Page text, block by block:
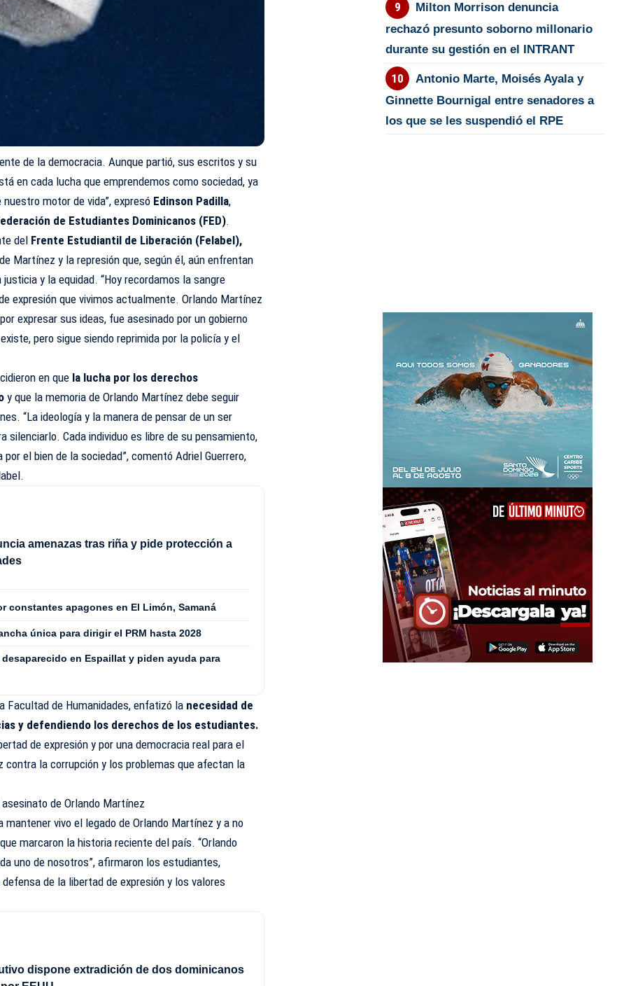
de la democracia. Aunque partió, sus escritos y su
en cada lucha que emprendemos como sociedad, ya
motor de vida”, expresó Edinson Padilla,
de Estudiantes Dominicanos (FED).
del Frente Estudiantil de Liberación (Felabel),
Martínez y la represión que, según él, aún enfrentan
y la equidad. “Hoy recordamos la sangre
expresión que vivimos actualmente. Orlando Martínez
expresar sus ideas, fue asesinado por un gobierno
pero sigue siendo reprimida por la policía y el
en que la lucha por los derechos
y que la memoria de Orlando Martínez debe seguir
“La ideología y la manera de pensar de un ser
silenciarlo. Cada individuo es libre de su pensamiento,
el bien de la sociedad”, comentó Adriel Guerrero,
amenazas tras riña y pide protección a
constantes apagones en El Limón, Samaná
única para dirigir el PRM hasta 2028
en Espaillat y piden ayuda para
Facultad de Humanidades, enfatizó la necesidad de
y defendiendo los derechos de los estudiantes.
de expresión y por una democracia real para el
contra la corrupción y los problemas que afectan la
de Orlando Martínez
vivo el legado de Orlando Martínez y a no
marcaron la historia reciente del país. “Orlando
uno de nosotros”, afirmaron los estudiantes,
de la libertad de expresión y los valores
dispone extradición de dos dominicanos
Milton Morrison denuncia
rechazó presunto soborno millonario
durante su gestión en el INTRANT
Antonio Marte, Moisés Ayala y
Ginnette Bournigal entre senadores a
los que se les suspendió el RPE